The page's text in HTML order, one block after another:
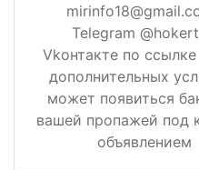
Telegram
Vkонтакте по
дополнительных
может появиться
вашей пропажей под
объявлением